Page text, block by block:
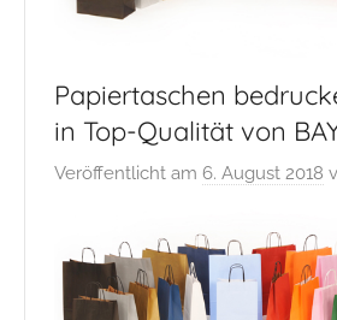
Papiertaschen
in Top-Qualität von
Veröffentlicht am 6. August 2018